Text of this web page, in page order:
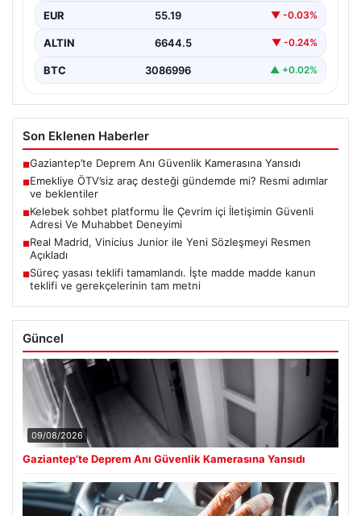
imkanlarının…
EUR 55.19 ▼ -0.03%
ALTIN 6644.5 ▼ -0.24%
BTC 3086996 ▲ +0.02%
Son Eklenen Haberler
■Gaziantep’te Deprem Anı Güvenlik Kamerasına Yansıdı
■Emekliye ÖTV’siz araç desteği gündemde mi? Resmi adımlar
ve beklentiler
■Kelebek sohbet platformu İle Çevrim içi İletişimin Güvenli
Adresi Ve Muhabbet Deneyimi
■Real Madrid, Vinicius Junior ile Yeni Sözleşmeyi Resmen
Açıkladı
■Süreç yasası teklifi tamamlandı. İşte madde madde kanun
teklifi ve gerekçelerinin tam metni
Güncel
09/08/2026
Gaziantep’te Deprem Anı Güvenlik Kamerasına Yansıdı